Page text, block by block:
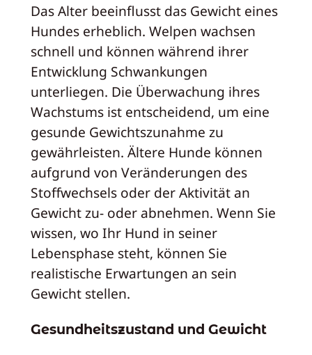
Das Alter beeinflusst das Gewicht eines
Hundes erheblich. Welpen wachsen
schnell und können während ihrer
Entwicklung Schwankungen
unterliegen. Die Überwachung ihres
Wachstums ist entscheidend, um eine
gesunde Gewichtszunahme zu
gewährleisten. Ältere Hunde können
aufgrund von Veränderungen des
Stoffwechsels oder der Aktivität an
Gewicht zu- oder abnehmen. Wenn Sie
wissen, wo Ihr Hund in seiner
Lebensphase steht, können Sie
realistische Erwartungen an sein
Gewicht stellen.
Gesundheitszustand und Gewicht